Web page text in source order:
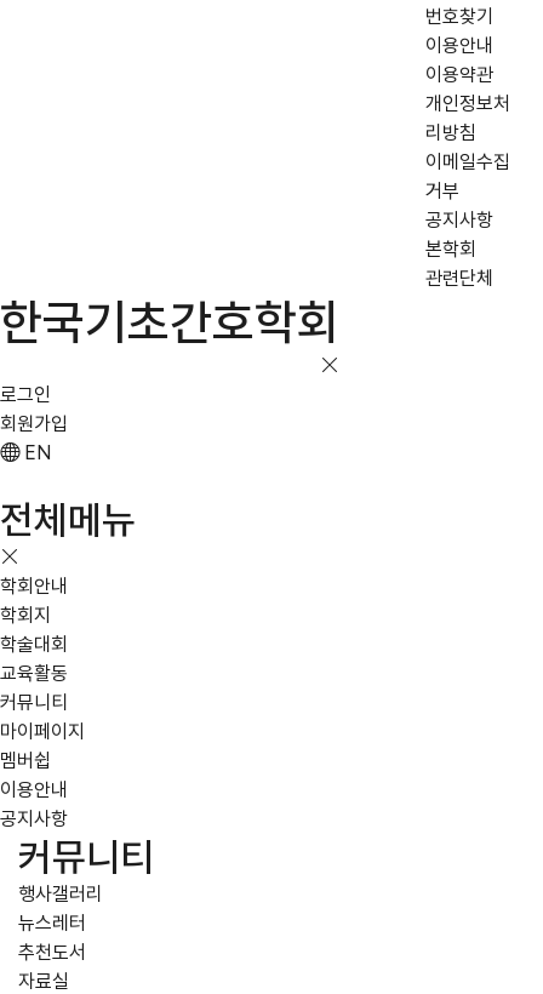
번호찾기
이용안내
이용약관
개인정보처
리방침
이메일수집
거부
공지사항
본학회
관련단체
한국기초간호학회
로그인
회원가입
EN
전체메뉴
학회안내
학회지
학술대회
교육활동
커뮤니티
마이페이지
멤버쉽
이용안내
공지사항
커뮤니티
행사갤러리
뉴스레터
추천도서
자료실